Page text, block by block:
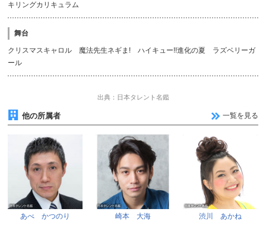
キリングカリキュラム
舞台
クリスマスキャロル 魔法先生ネギま! ハイキュー!!進化の夏 ラズベリーガ
ール
出典：日本タレント名鑑
他の所属者 一覧を見る
あべ かつのり 崎本 大海 渋川 あかね